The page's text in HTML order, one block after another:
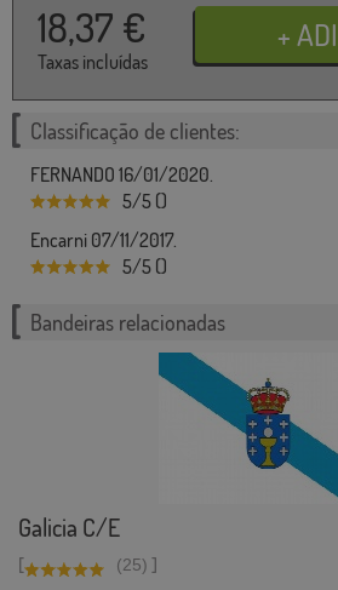
18,37 €
Taxas incluídas
Classificação de clientes:
FERNANDO 16/01/2020.
5/5 ()
Encarni 07/11/2017.
5/5 ()
Bandeiras relacionadas
Galicia C/E
[ (25) ]